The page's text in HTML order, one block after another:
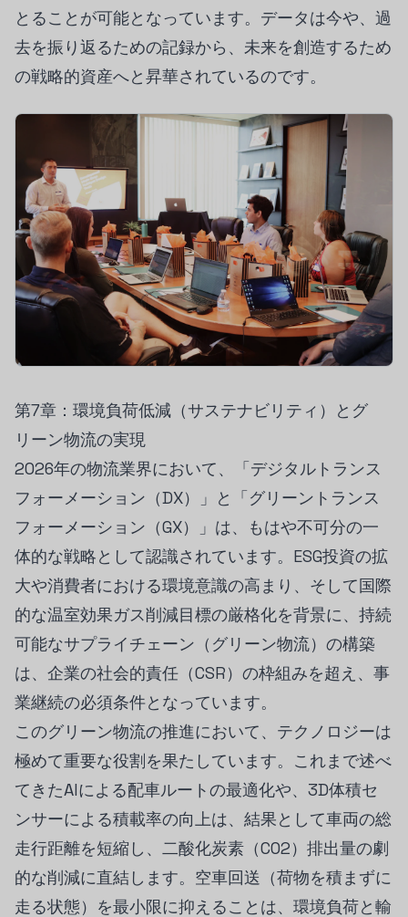
とることが可能となっています。データは今や、過
去を振り返るための記録から、未来を創造するため
の戦略的資産へと昇華されているのです。
第7章：環境負荷低減（サステナビリティ）とグ
リーン物流の実現
2026年の物流業界において、「デジタルトランス
フォーメーション（DX）」と「グリーントランス
フォーメーション（GX）」は、もはや不可分の一
体的な戦略として認識されています。ESG投資の拡
大や消費者における環境意識の高まり、そして国際
的な温室効果ガス削減目標の厳格化を背景に、持続
可能なサプライチェーン（グリーン物流）の構築
は、企業の社会的責任（CSR）の枠組みを超え、事
業継続の必須条件となっています。
このグリーン物流の推進において、テクノロジーは
極めて重要な役割を果たしています。これまで述べ
てきたAIによる配車ルートの最適化や、3D体積セ
ンサーによる積載率の向上は、結果として車両の総
走行距離を短縮し、二酸化炭素（CO2）排出量の劇
的な削減に直結します。空車回送（荷物を積まずに
走る状態）を最小限に抑えることは、環境負荷と輸